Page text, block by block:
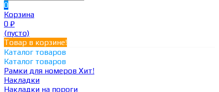
0
Корзина
0 ₽
(пусто)
Товар в корзине!
Каталог товаров
Каталог товаров
Рамки для номеров Хит!
Накладки
Накладки на пороги